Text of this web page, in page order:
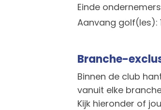
Einde
Aanvang golf(les):
Branche-
Binnen de club
vanuit elke
Kijk hieronder of